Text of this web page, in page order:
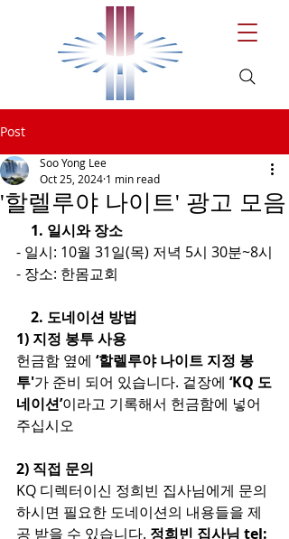
Post
'할렐루야 나이트' 광고 모음
Soo Yong Lee
Oct 25, 2024 1 min read
    1. 일시와 장소
- 일시: 10월 31일(목) 저녁 5시 30분~8시
- 장소: 한몸교회
    2. 도네이션 방법
1) 지정 봉투 사용
헌금함 옆에 ‘할렐루야 나이트 지정 봉
투'가 준비 되어 있습니다. 겉장에 ‘KQ 도
네이션’이라고 기록해서 헌금함에 넣어
주십시오
2) 직접 문의
KQ 디렉터이신 정희빈 집사님에게 문의
하시면 필요한 도네이션의 내용들을 제
공 받을 수 있습니다. 정희빈 집사님 tel: